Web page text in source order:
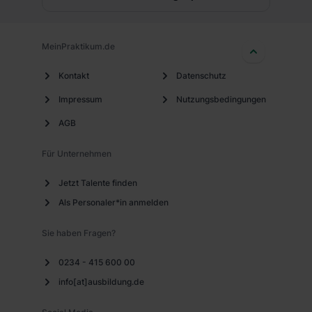
MeinPraktikum.de
Kontakt
Impressum
AGB
Datenschutz
Nutzungsbedingungen
Für Unternehmen
Jetzt Talente finden
Als Personaler*in anmelden
Sie haben Fragen?
0234 - 415 600 00
info[at]ausbildung.de